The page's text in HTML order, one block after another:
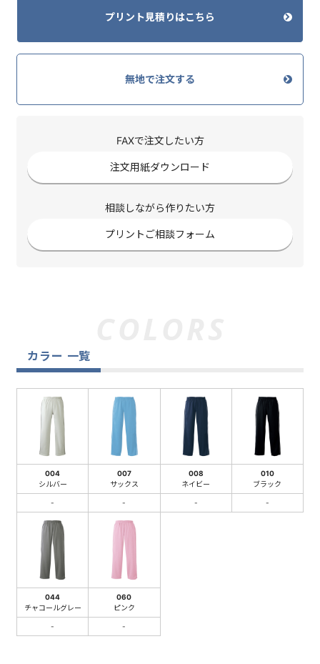
プリント見積りはこちら
無地で注文する
FAXで注文したい方
注文用紙ダウンロード
相談しながら作りたい方
プリントご相談フォーム
カラー 一覧
004
シルバー
-
007
サックス
-
008
ネイビー
-
010
ブラック
-
044
チャコールグレー
-
060
ピンク
-